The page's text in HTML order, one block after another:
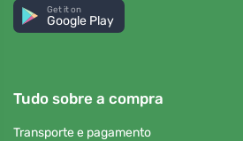
Get it on
Google Play
Tudo sobre a compra
Transporte e pagamento